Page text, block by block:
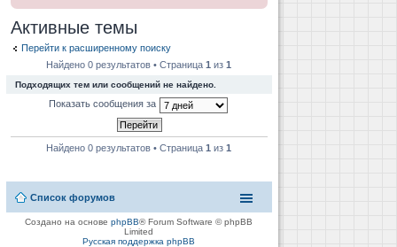
Активные темы
Перейти к расширенному поиску
Найдено 0 результатов • Страница1 из1
Подходящих тем или сообщений не найдено.
Показать сообщения за
Найдено 0 результатов • Страница1 из1
Список форумов
Создано на основеphpBB® Forum Software © phpBB
Limited
Русская поддержка phpBB